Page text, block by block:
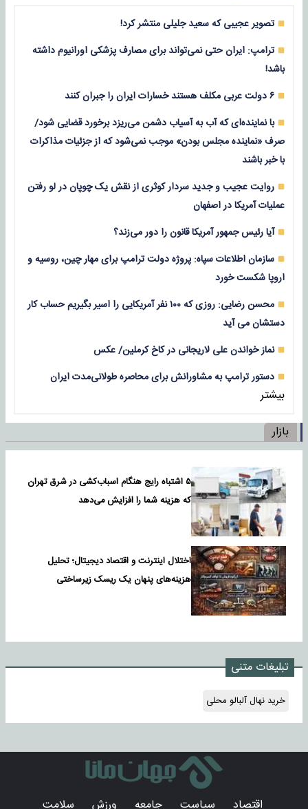
تصویر عجیبی که سعید جلیلی منتشر کرد!
ترامپ: ایران حتی نمی‌تواند برای مصارف پزشکی اورانیوم داشته
باشد!
۶ دولت عربی مکلف هستند خسارات ایران را جبران کنند
با نماینده‌ای که آب به آسیاب دشمن می‌ریزد برخورد قضایی شود/
صرف «نماینده مجلس بودن» موجب نمی‌شود که از جزئیات مذاکرات
با خبر باشند
روایت عجیب و جدید سردار کوثری از نقش یک چوپان در لو رفتن
عملیات آمریکا در اصفهان
آیا رئیس جمهور آمریکا قانون را دور می‌زند؟
سازمان اطلاعات سپاه: پروژه دولت ترامپ برای مهار چین، روسیه و
اروپا شکست خورد
محسن رضایی: روزی که ۱۰۰ نفر آمریکایی را اسیر بگیریم حساب کار
دستشان می آید
نماز خواندن علی لاریجانی در کاخ کرملین/ عکس
دستور ترامپ به مشاورانش برای محاصره طولانی‌مدت ایران
بیشتر
بازار
۵ اشتباه رایج هنگام اسباب‌کشی در شرق تهران
که هزینه شما را افزایش می‌دهد
اختلال اینترنت و اقتصاد دیجیتال؛ تحلیل
هزینه‌های پنهان یک ریسک زیرساختی
تبلیغات متنی
خرید نهال آلبالو محلی
اقتصاد سیاست جامعه ورزش سلامت